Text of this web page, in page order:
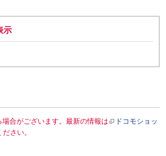
示
合がございます。最新の情報は
ドコモショッ
さい。